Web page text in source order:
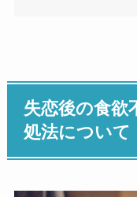
失恋後の食欲
処法について